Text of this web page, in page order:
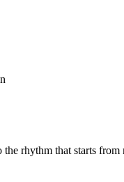
rhythm that starts from